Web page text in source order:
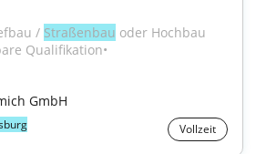
/ Straßenbau oder Hochbau
Qualifikation•
GmbH
Vollzeit